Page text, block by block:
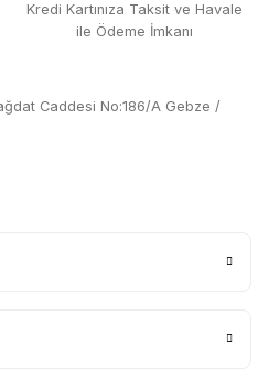
Kredi Kartınıza Taksit ve Havale
ile Ödeme İmkanı
Caddesi No:186/A Gebze /